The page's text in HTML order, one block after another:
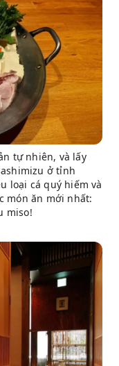
tự nhiên, và lấy
ở tỉnh
loại cá quý hiếm và
món ăn mới nhất:
miso!